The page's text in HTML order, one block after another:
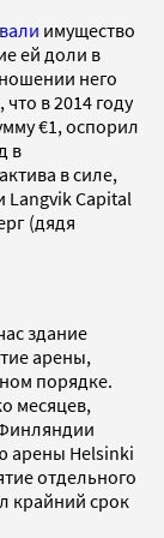
имущество
ей доли в
него
в 2014 году
€1, оспорил
в
в силе,
Langvik Capital
(дядя
здание
арены,
порядке.
месяцев,
арены Helsinki
отдельного
крайний срок